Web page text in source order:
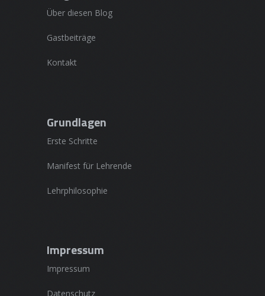
Über diesen Blog
Gastbeiträge
Kontakt
Grundlagen
Erste Schritte
Manifest für Lehrende
Lehrphilosophie
Impressum
Impressum
Datenschutz